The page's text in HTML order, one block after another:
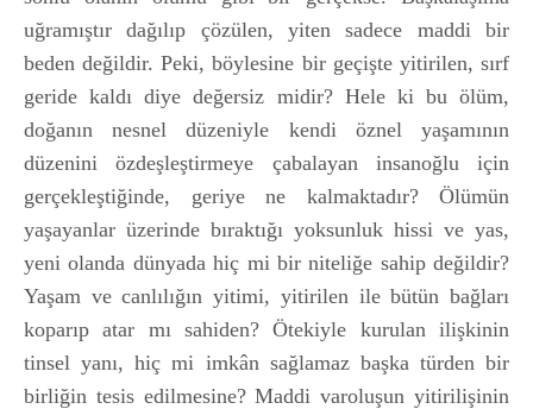
uğramıştır dağılıp çözülen, yiten sadece maddi bir
beden değildir. Peki, böylesine bir geçişte yitirilen, sırf
geride kaldı diye değersiz midir? Hele ki bu ölüm,
doğanın nesnel düzeniyle kendi öznel yaşamının
düzenini özdeşleştirmeye çabalayan insanoğlu için
gerçekleştiğinde, geriye ne kalmaktadır? Ölümün
yaşayanlar üzerinde bıraktığı yoksunluk hissi ve yas,
yeni olanda dünyada hiç mi bir niteliğe sahip değildir?
Yaşam ve canlılığın yitimi, yitirilen ile bütün bağları
koparıp atar mı sahiden? Ötekiyle kurulan ilişkinin
tinsel yanı, hiç mi imkân sağlamaz başka türden bir
birliğin tesis edilmesine? Maddi varoluşun yitirilişinin